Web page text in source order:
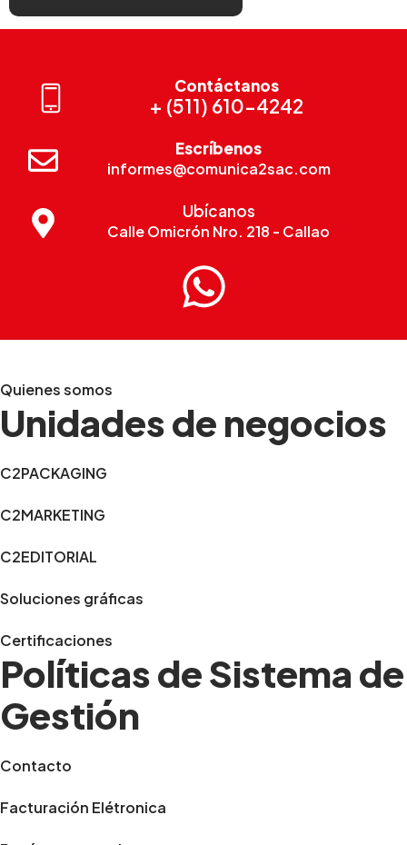
Contáctanos
+ (511) 610-4242
Escríbenos
informes@comunica2sac.com
Ubícanos
Calle Omicrón Nro. 218 - Callao
Quienes somos
Unidades de negocios
C2PACKAGING
C2MARKETING
C2EDITORIAL
Soluciones gráficas
Certificaciones
Políticas de Sistema de
Gestión
Contacto
Facturación Elétronica